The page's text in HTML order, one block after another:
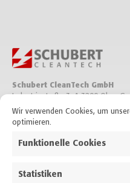
Wir verwenden Cookies, um
optimieren.
Funktionelle Cookies
Statistiken
Schubert CleanTech GmbH
Industriestraße 3, A-3200 Ober-
T +43 2747 2535 0
office@schubert.tech
Auf Xing folgen